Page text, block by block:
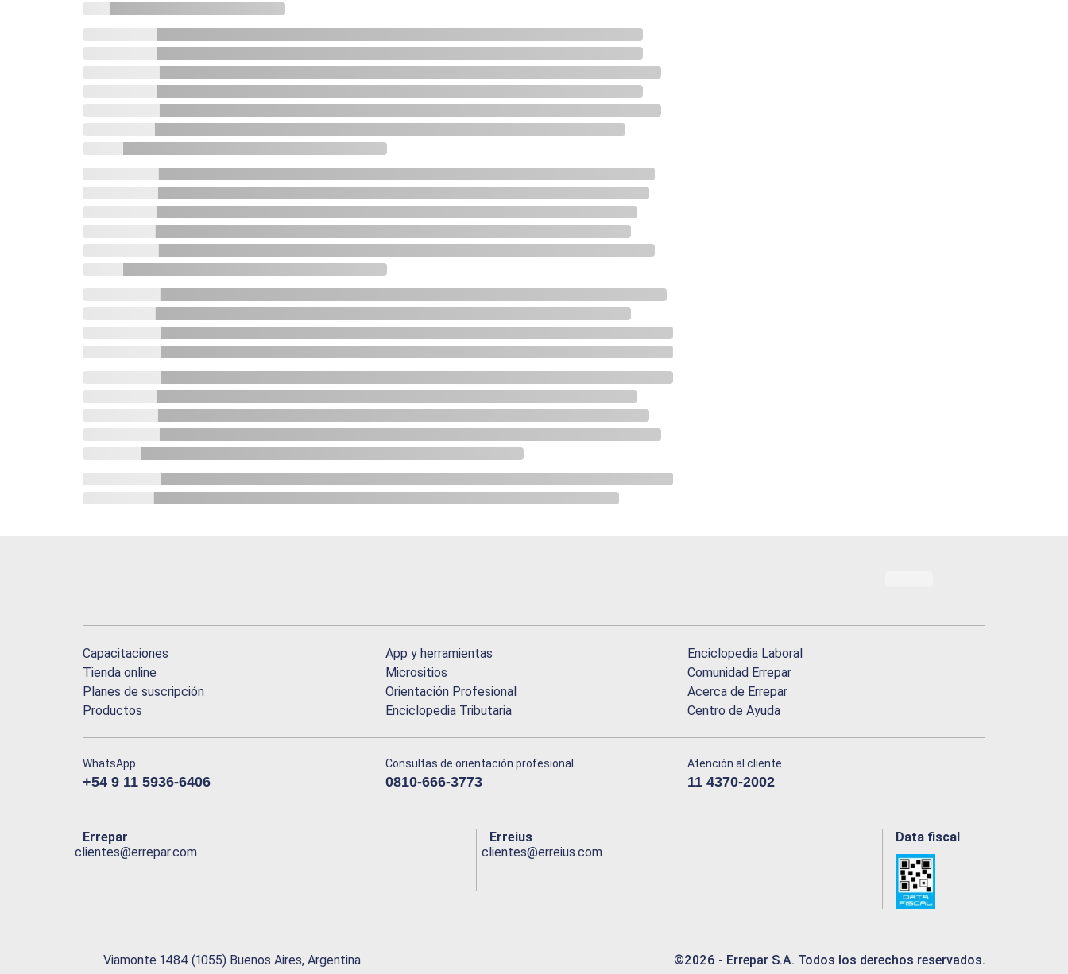
Capacitaciones
Tienda online
Planes de suscripción
Productos
App y herramientas
Micrositios
Orientación Profesional
Enciclopedia Tributaria
Enciclopedia Laboral
Comunidad Errepar
Acerca de Errepar
Centro de Ayuda
WhatsApp
+54 9 11 5936-6406
Consultas de orientación profesional
0810-666-3773
Atención al cliente
11 4370-2002
Errepar
clientes@errepar.com
Erreius
clientes@erreius.com
Data fiscal
Viamonte 1484 (1055) Buenos Aires, Argentina ©2026 - Errepar S.A. Todos los derechos reservados.